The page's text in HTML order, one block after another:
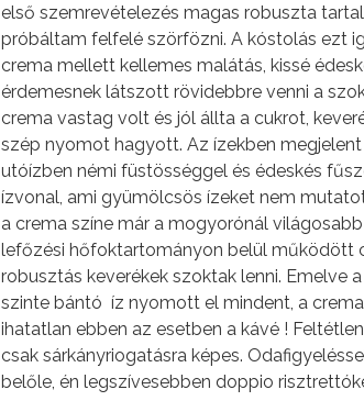
első szemrevételezés magas robuszta
próbáltam felfelé szörfözni. A kóstolás ezt
crema mellett kellemes malátás, kissé
érdemesnek látszott rövidebbre venni a
crema vastag volt és jól állta a cukrot,
szép nyomot hagyott. Az ízekben
utóízben némi füstösséggel és édeskés
ízvonal, ami gyümölcsös ízeket nem
a crema színe már a mogyorónál
lefőzési hőfoktartományon belül működött
robusztás keverékek szoktak lenni. Emelve
szinte bántó íz nyomott el mindent, a
ihatatlan ebben az esetben a kávé !
csak sárkányriogatásra képes.
belőle, én legszívesebben doppio